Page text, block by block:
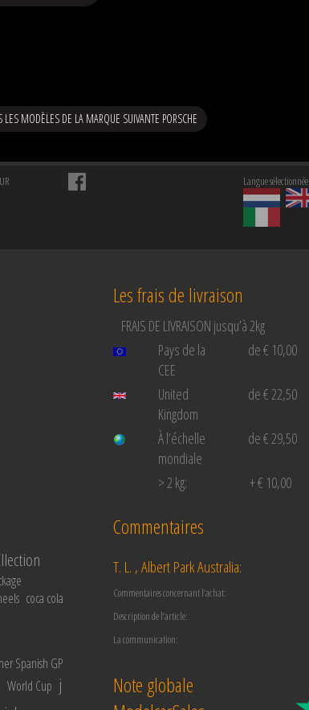
LES MODÈLES DE LA MARQUE SUIVANTE PORSCHE
Langue sélectionnée
Les frais de livraison
FRAIS DE LIVRAISON jusqu’à 2kg
Pays de la
CEE
de € 10,00
United
Kingdom
de € 22,50
À l’échelle
mondiale
de € 29,50
> 2 kg: + € 10,00
coca cola
Spanish GP
World Cup j
Commentaires
T. L. , Albert Park Australia:
Commentaires concernant l‘achat:
Description de l’article:
La communication:
Note globale